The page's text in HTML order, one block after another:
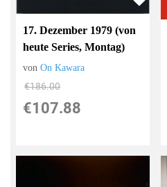
17. Dezember 1979 (von
heute Series, Montag)
vonOn Kawara
€186.00
€107.88